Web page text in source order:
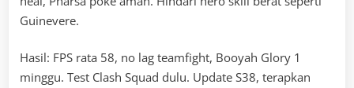
Guinevere.
Hasil: FPS rata 58, no lag teamfight, Booyah Glory 1
minggu. Test Clash Squad dulu. Update S38, terapkan